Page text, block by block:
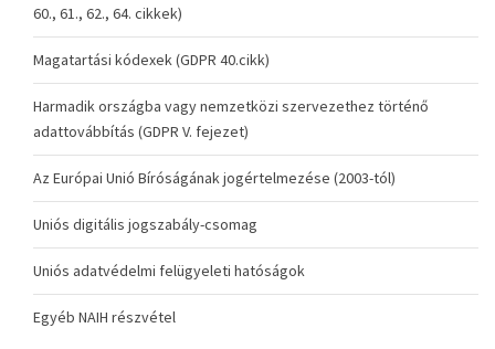
60., 61., 62., 64. cikkek)
Magatartási kódexek (GDPR 40.cikk)
Harmadik országba vagy nemzetközi szervezethez történő
adattovábbítás (GDPR V. fejezet)
Az Európai Unió Bíróságának jogértelmezése (2003-tól)
Uniós digitális jogszabály-csomag
Uniós adatvédelmi felügyeleti hatóságok
Egyéb NAIH részvétel